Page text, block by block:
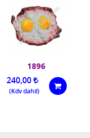
1896
240,00